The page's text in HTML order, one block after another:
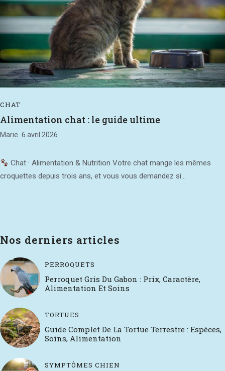
CHAT
Alimentation chat : le guide ultime
Marie 6 avril 2026
Chat · Alimentation & Nutrition Votre chat mange les mêmes
croquettes depuis trois ans, et vous vous demandez si...
Nos derniers articles
PERROQUETS
Perroquet Gris Du Gabon : Prix, Caractère,
Alimentation Et Soins
TORTUES
Guide Complet De La Tortue Terrestre : Espèces,
Soins, Alimentation
SYMPTÔMES CHIEN